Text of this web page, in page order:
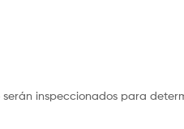
inspeccionados para